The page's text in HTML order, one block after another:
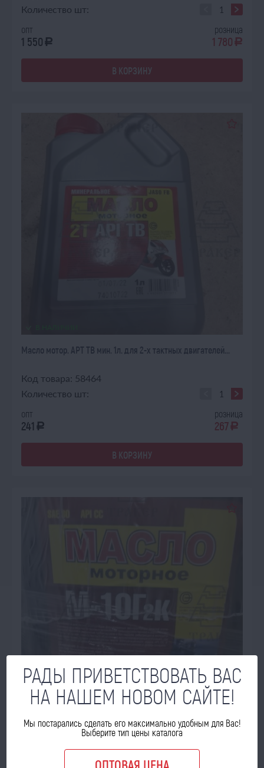
Количество шт:
опт
1 550 a
розница
1 780 a
В КОРЗИНУ
Масло мотор. APT TB мин. 1л. для 2-х тактных двигателей...
Код товара: 58464
Количество шт:
опт
241 a
розница
267a
В КОРЗИНУ
Масло мотор. М10Г2к 10л (У)
Код товара: 58460
РАДЫ ПРИВЕТСТВОВАТЬ ВАС
НА НАШЕМ НОВОМ САЙТЕ!
Мы постарались сделать его максимально удобным для Вас!
Выберите тип цены каталога
ОПТОВАЯ ЦЕНА